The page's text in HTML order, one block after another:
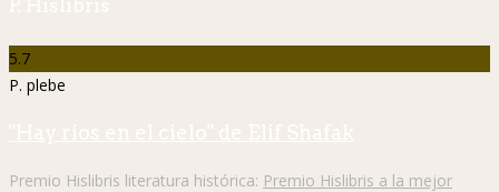
P. Hislibris
5.7
P. plebe
"Hay ríos en el cielo" de Elif Shafak
Premio Hislibris literatura histórica: Premio Hislibris a la mejor